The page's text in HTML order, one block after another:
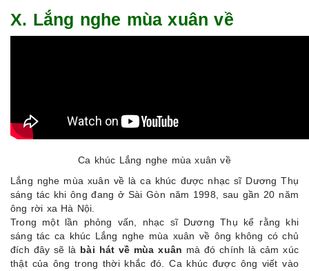
X. Lắng nghe mùa xuân về
Ca khúc Lắng nghe mùa xuân về
Lắng nghe mùa xuân về là ca khúc được nhạc sĩ Dương Thụ
sáng tác khi ông đang ở Sài Gòn năm 1998, sau gần 20 năm
ông rời xa Hà Nội.
Trong một lần phỏng vấn, nhạc sĩ Dương Thụ kể rằng khi
sáng tác ca khúc Lắng nghe mùa xuân về ông không có chủ
đích đây sẽ là bài hát về mùa xuân mà đó chính là cảm xúc
thật của ông trong thời khắc đó. Ca khúc được ông viết vào